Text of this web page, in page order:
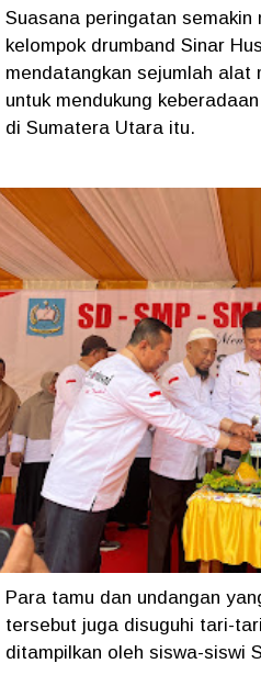
Suasana peringatan
kelompok drumband Sinar
mendatangkan sejumlah alat
untuk mendukung
di Sumatera Utara itu.
Para tamu dan undangan
tersebut juga disuguhi tari-
ditampilkan oleh siswa-siswi